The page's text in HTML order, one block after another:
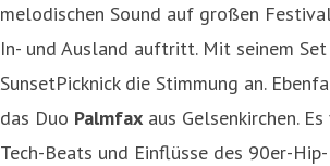
melodischen Sound auf großen
In- und Ausland auftritt. Mit seinem
SunsetPicknick die Stimmung an.
das Duo Palmfax aus Gelsenkirchen.
Tech-Beats und Einflüsse des 90er-